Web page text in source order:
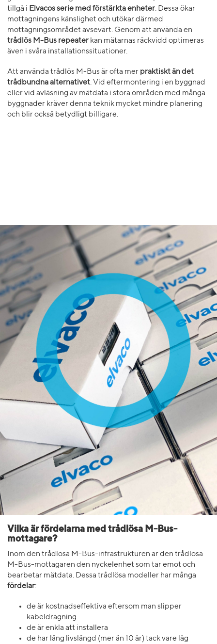
tillgå i Elvacos serie med förstärkta enheter. Dessa ökar
mottagningens känslighet och utökar därmed
mottagningsområdet avsevärt. Genom att använda en
trådlös M-Bus repeater kan mätarnas räckvidd optimeras
även i svåra installationssituationer.
Att använda trådlös M-Bus är ofta mer praktiskt än det
trådbundna alternativet. Vid eftermontering i en byggnad
eller vid avläsning av mätdata i stora områden med många
byggnader kräver denna teknik mycket mindre planering
och blir också betydligt billigare.
Vilka är fördelarna med trådlösa M-Bus-
mottagare?
Inom den trådlösa M-Bus-infrastrukturen är den trådlösa
M-Bus-mottagaren den nyckelenhet som tar emot och
bearbetar mätdata. Dessa trådlösa modeller har många
fördelar:
de är kostnadseffektiva eftersom man slipper
kabeldragning
de är enkla att installera
de har lång livslängd (mer än 10 år) tack vare låg